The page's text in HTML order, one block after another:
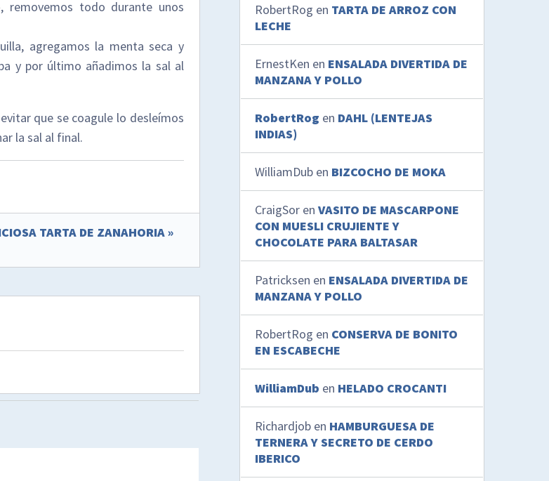
removemos todo durante unos
agregamos la menta seca y
y por último añadimos la sal al
que se coagule lo desleímos
la sal al final.
TARTA DE ZANAHORIA »
RobertRog en TARTA DE ARROZ CON
LECHE
ErnestKen en ENSALADA DIVERTIDA DE
MANZANA Y POLLO
RobertRog en DAHL (LENTEJAS
INDIAS)
WilliamDub en BIZCOCHO DE MOKA
CraigSor enVASITO DE MASCARPONE
CON MUESLI CRUJIENTE Y
CHOCOLATE PARA BALTASAR
Patricksen en ENSALADA DIVERTIDA DE
MANZANA Y POLLO
RobertRog en CONSERVA DE BONITO
EN ESCABECHE
WilliamDub en HELADO CROCANTI
Richardjob en HAMBURGUESA DE
TERNERA Y SECRETO DE CERDO
IBERICO